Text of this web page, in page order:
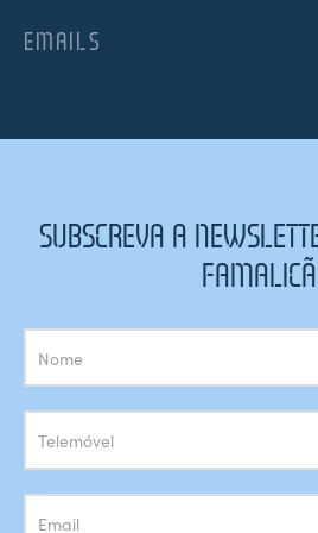
EMAILS
SUBSCREVA A
Subscrição
Newsletter